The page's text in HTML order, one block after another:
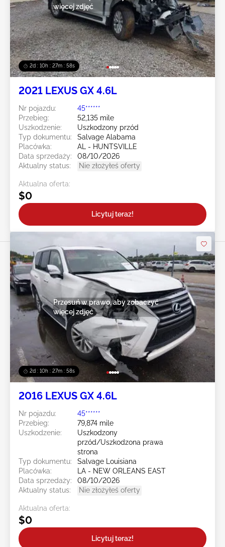
2d : 10h : 27m : 55s
więcej zdjęć
2021 LEXUS GX 4.6L
Nr pojazdu:
45******
Przebieg:
52,135 mile
Uszkodzenie:
Uszkodzony przód
Typ dokumentu:
Salvage Alabama
Placówka:
AL - HUNTSVILLE
Data sprzedaży:
08/10/2026
Aktualny status:
Nie złożyłeś oferty
Aktualna oferta:
$0
Licytuj teraz!
2d : 10h : 27m : 55s
Przesuń w prawo, aby zobaczyć
więcej zdjęć
2016 LEXUS GX 4.6L
Nr pojazdu:
45******
Przebieg:
79,874 mile
Uszkodzenie:
Uszkodzony
przód/Uszkodzona prawa
strona
Typ dokumentu:
Salvage Louisiana
Placówka:
LA - NEW ORLEANS EAST
Data sprzedaży:
08/10/2026
Aktualny status:
Nie złożyłeś oferty
Aktualna oferta:
$0
Licytuj teraz!